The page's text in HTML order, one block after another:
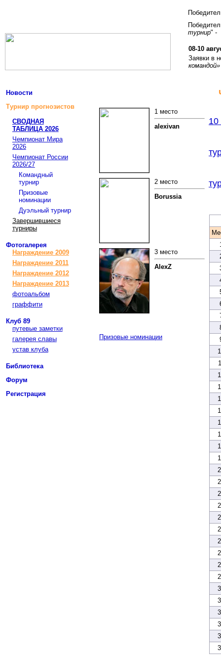
турнир" -
08-10
Заявки в
командой»
Новости
Турнир прогнозистов
СВОДНАЯ
ТАБЛИЦА 2026
Чемпионат Мира
2026
Чемпионат России
2026/27
Командный
турнир
Призовые
номинации
Дуэльный турнир
Завершившиеся
турниры
Фотогалерея
Награждение 2009
Награждение 2011
Награждение 2012
Награждение 2013
фотоальбом
граффити
Клуб 89
путевые заметки
галерея славы
устав клуба
Библиотека
Форум
Регистрация
1 место
alexivan
2 место
Borussia
3 место
AlexZ
Призовые номинации
10